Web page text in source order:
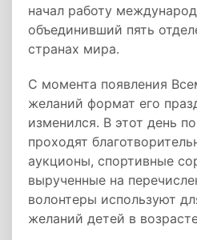
начал работу
объединивший пять
странах мира.
С момента появления
желаний формат его
изменился. В этот день
проходят
аукционы, спортивные
вырученные на
волонтеры используют
желаний детей в